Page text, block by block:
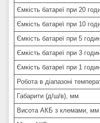
Ємкість батареї при 20
Ємкість батареї при 10
Ємкість батареї при 5
Ємкість батареї при 3
Ємкість батареї при 1
Робота в діапазоні
Габарити (д/ш/в), мм
Висота АКБ з клемами, мм